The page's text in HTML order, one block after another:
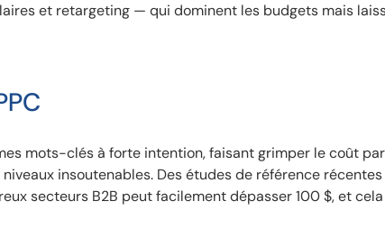
et retargeting — qui dominent les budgets mais
mots-clés à forte intention, faisant grimper le coût
insoutenables. Des études de référence
secteurs B2B peut facilement dépasser 100 $, et